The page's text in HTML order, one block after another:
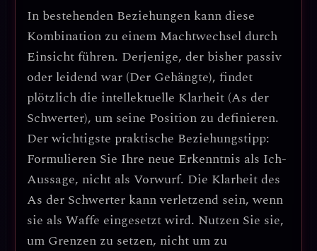
In bestehenden Beziehungen kann diese
Kombination zu einem Machtwechsel durch
Einsichtführen. Derjenige, der bisher passiv
oder leidend war (Der Gehängte), findet
plötzlich die intellektuelle Klarheit (As der
Schwerter), um seine Position zu definieren.
Der wichtigste praktische Beziehungstipp:
Formulieren Sie Ihre neue Erkenntnis als Ich-
Aussage, nicht als Vorwurf. Die Klarheit des
As der Schwerter kann verletzend sein, wenn
sie als Waffe eingesetzt wird. Nutzen Sie sie,
um Grenzen zu setzen, nicht um zu